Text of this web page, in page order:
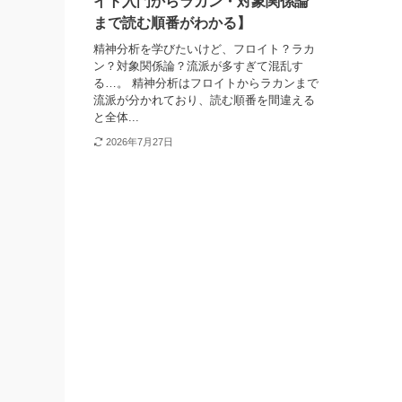
まで読む順番がわかる】
精神分析を学びたいけど、フロイト？ラカ
ン？対象関係論？流派が多すぎて混乱す
る…。 精神分析はフロイトからラカンまで
流派が分かれており、読む順番を間違える
と全体...
2026年7月27日